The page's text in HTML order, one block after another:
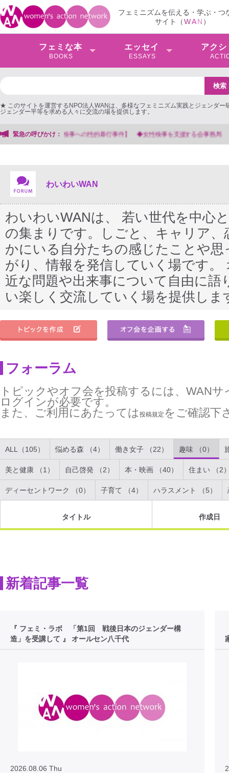
フェミニズムを伝える・学ぶ・つ
サイト（WAN ）
フェミな本
BOOKS
エッセイ
ESSAYS
アクシ
★ このサイトを運営するNPO法人WANは、多様なフェミニズム実践とジェンダー
ジェンダー平等を求める人々に交流の場を提供します。
緊急の呼びかけ： 【抗議文】2026年3月13日第6次男女
わいわいWAN
わいわいWANは、 若い世代を中心
の集まりです。しごと、キャリア
かにいる自分たちの感じたことや
がり、情報を発信していく場です
近な問題や出来事について自由に
い楽しく交流していく場を提供しま
フォーラム
トピックやオフ会を投稿するには、WAN
ログインが必要です。
また、ご利用にあたっては 投稿規定 をご確認下
ALL（105） 悩める森 （4） 働き女子 （22） 趣味 （0）
美と健康 （1） 自己啓発 （2） 本・映画 （40） 住まい （2
ディーセントワーク （0） 子育て （4） ハラスメント （5）
タイトル 作成日
新着記事一覧
『 フェミ・ラボ 「第1回 戦後日本のジェンダー構
造」を受講して 』 オールセン八千代
2026.08.06 Thu